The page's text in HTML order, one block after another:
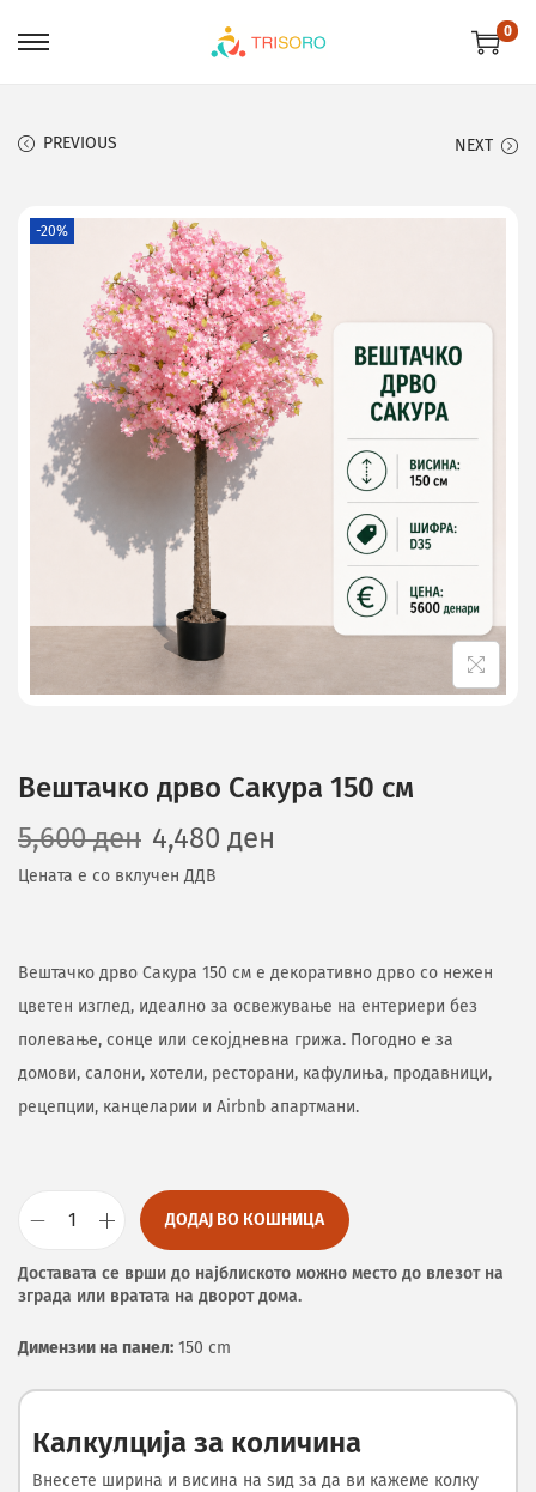
0
PREVIOUS NEXT
-20%
Вештачко дрво Сакура 150 см
5,600ден 4,480 ден
Цената е со вклучен ДДВ
Вештачко дрво Сакура 150 см е декоративно дрво со нежен
цветен изглед, идеално за освежување на ентериери без
полевање, сонце или секојдневна грижа. Погодно е за
домови, салони, хотели, ресторани, кафулиња, продавници,
рецепции, канцеларии и Airbnb апартмани.
ДОДАЈ ВО КОШНИЦА
Доставата се врши до најблиското можно место до влезот на
зграда или вратата на дворот дома.
Димензии на панел: 150 cm
Калкулција за количина
Внесете ширина и висина на ѕид за да ви кажеме колку